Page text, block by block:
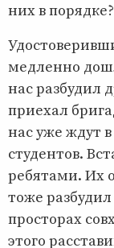
них в порядке?
медленно
нас разбудил
приехал
нас уже ждут
студентов.
ребятами. Их
тоже
просторах
этого